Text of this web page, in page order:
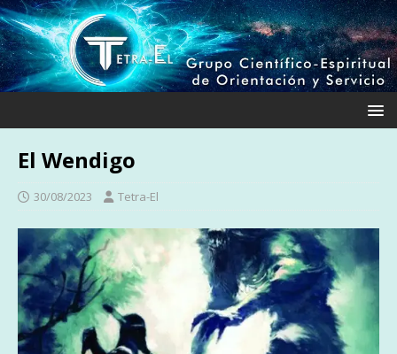
El Wendigo
30/08/2023 Tetra-El